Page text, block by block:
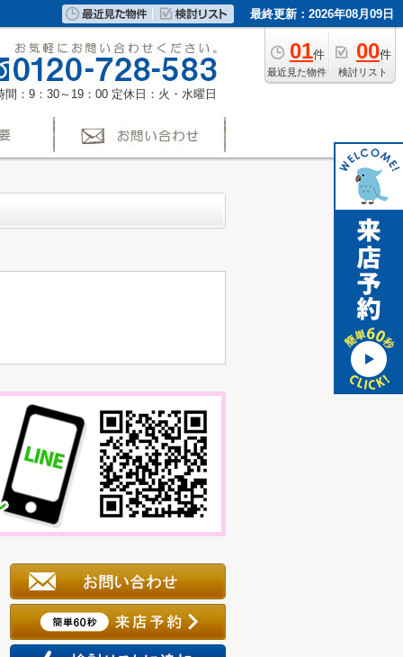
最終更新：2026年08月09日
01件
最近見た物件
00件
検討リスト
間：9：30～19：00 定休日：火・水曜日